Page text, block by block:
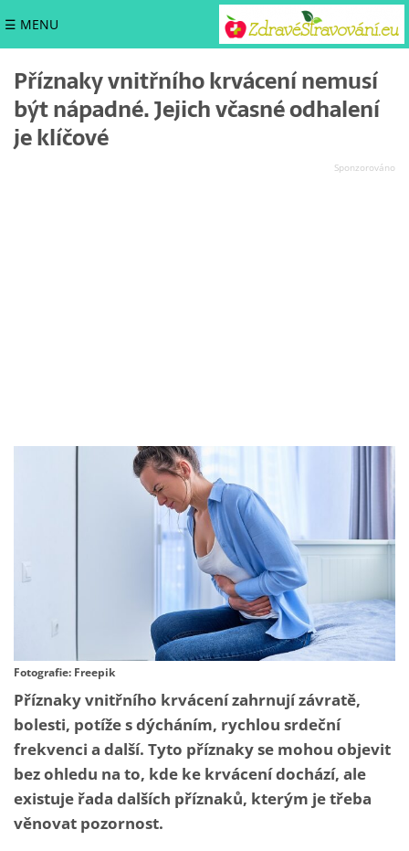
☰ MENU
Příznaky vnitřního krvácení nemusí
být nápadné. Jejich včasné odhalení
je klíčové
Fotografie: Freepik
Příznaky vnitřního krvácení zahrnují závratě,
bolesti, potíže s dýcháním, rychlou srdeční
frekvenci a další. Tyto příznaky se mohou objevit
bez ohledu na to, kde ke krvácení dochází, ale
existuje řada dalších příznaků, kterým je třeba
věnovat pozornost.